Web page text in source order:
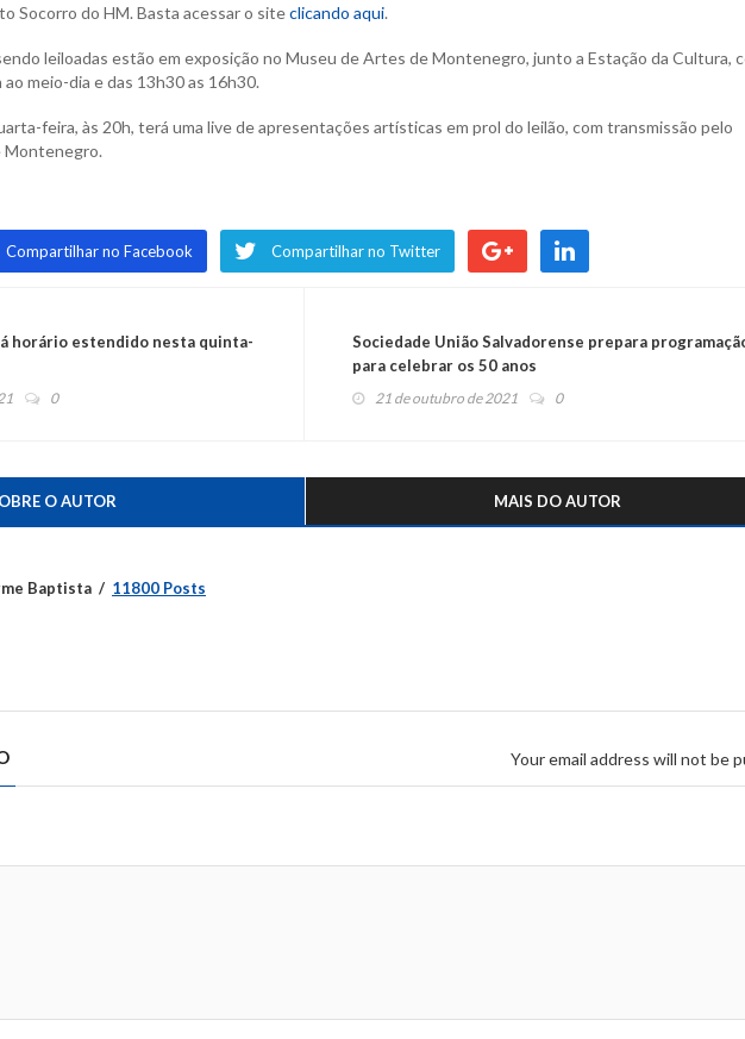
Socorro do HM. Basta acessar o siteclicando aqui.
leiloadas estão em exposição no Museu de Artes de Montenegro, junto a Estação da Cultura,
meio-dia e das 13h30 as 16h30.
feira, às 20h, terá uma live de apresentações artísticas em prol do leilão, com transmissão pelo
Montenegro.
Compartilhar no Facebook Compartilhar no Twitter
horário estendido nesta quinta-
0
Sociedade União Salvadorense prepara
para celebrar os 50 anos
21 de outubro de 2021 0
O AUTOR MAIS DO AUTOR
Baptista 11800 Posts
Your email address will not be